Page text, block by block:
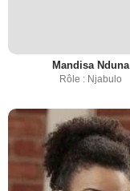
Mandisa Nduna
Rôle : Njabulo